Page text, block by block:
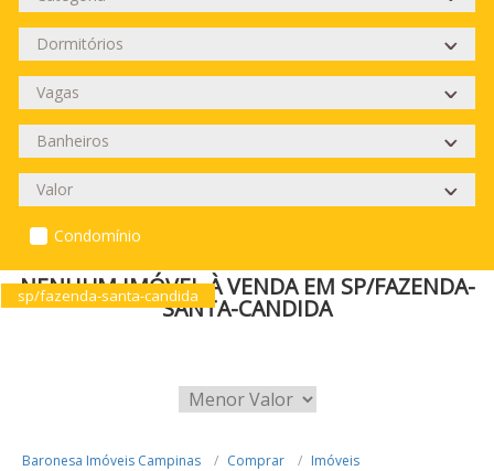
Condomínio
sp/fazenda-santa-candida
NENHUM IMÓVEL À VENDA EM SP/FAZENDA-
SANTA-CANDIDA
Baronesa Imóveis Campinas Comprar Imóveis